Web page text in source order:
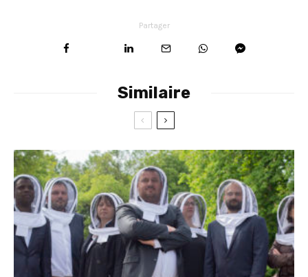
Partager
Similaire